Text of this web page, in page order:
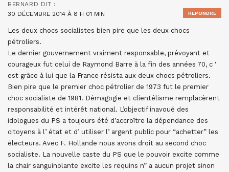
BERNARD DIT :
30 DÉCEMBRE 2014 À 8 H 01 MIN
Les deux chocs socialistes bien pire que les deux chocs
pétroliers.
Le dernier gouvernement vraiment responsable, prévoyant et
courageux fut celui de Raymond Barre à la fin des années 70, c ‘
est grâce à lui que la France résista aux deux chocs pétroliers.
Bien pire que le premier choc pétrolier de 1973 fut le premier
choc socialiste de 1981. Démagogie et clientélisme remplacèrent
responsabilité et intérêt national. L’objectif inavoué des
idologues du PS a toujours été d’accroître la dépendance des
citoyens à l’ état et d’ utiliser l’ argent public pour “achetter” les
électeurs. Avec F. Hollande nous avons droit au second choc
socialiste. La nouvelle caste du PS que le pouvoir excite comme
la chair sanguinolante excite les requins n” a aucun projet sinon
RÉPONDRE